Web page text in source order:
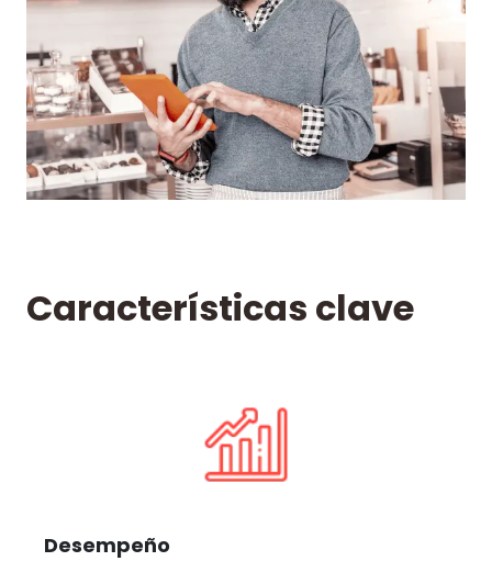
Características clave
Desempeño